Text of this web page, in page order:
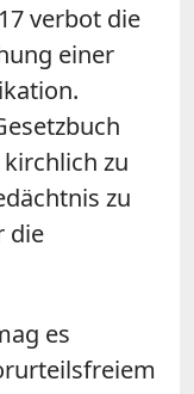
verbot die
einer
zu
zu
die
es